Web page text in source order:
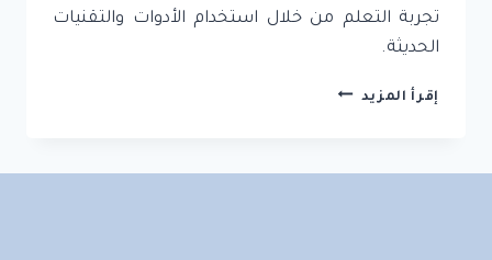
تجربة التعلم من خلال استخدام الأدوات والتقنيات
الحديثة.
إقرأ المزيد ما